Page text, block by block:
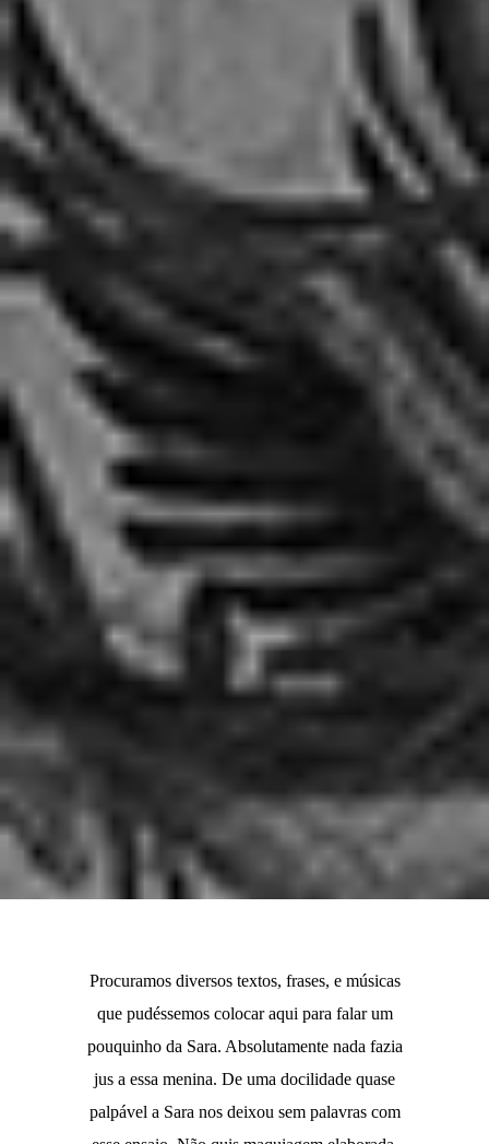
Procuramos diversos textos, frases, e músicas
que pudéssemos colocar aqui para falar um
pouquinho da Sara. Absolutamente nada fazia
jus a essa menina. De uma docilidade quase
palpável a Sara nos deixou sem palavras com